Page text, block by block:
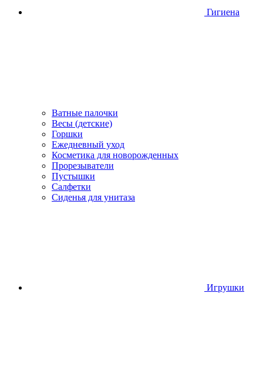
Гигиена
Ватные палочки
Весы (детские)
Горшки
Ежедневный уход
Косметика для новорожденных
Прорезыватели
Пустышки
Салфетки
Сиденья для унитаза
Игрушки